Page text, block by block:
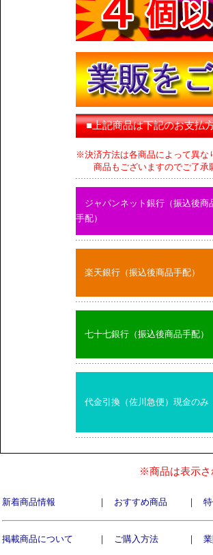
■上記商品は下記のお支払
※決済方法は各商品によって異な
商品もございますのでご了承
ジャパンネット銀行（振込後商
手配）
楽天銀行（振込後商品手配）
七十七銀行（振込後商品手配）
代金引換（佐川急便）現金のみ
※商品は表示さ
新着商品情報 ｜ おすすめ商品 ｜
掲載商品について ｜ ご購入方法 ｜